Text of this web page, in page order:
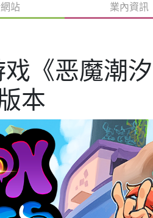
站 業內資訊
《恶魔潮
本